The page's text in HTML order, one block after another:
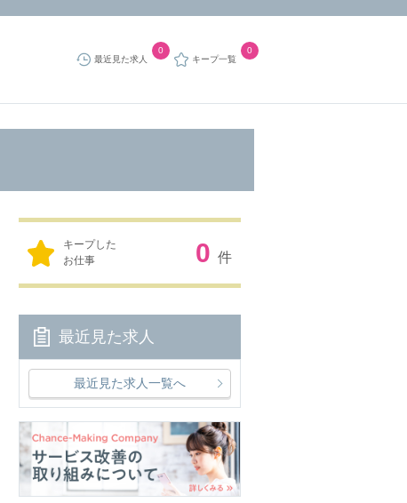
最近見た求人
0
キープ一覧
0
キープした
お仕事
0 件
最近見た求人
最近見た求人一覧へ